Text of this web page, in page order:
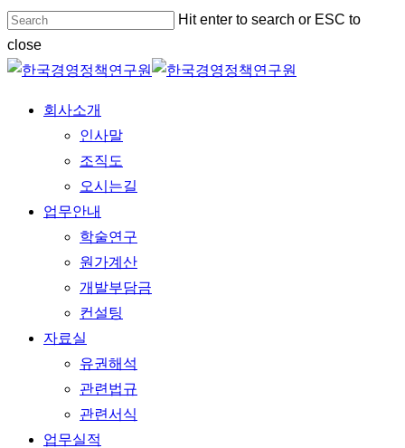
Skip
to
main
Hit enter to search or ESC to
close
Close
Menu
회사소개
인사말
조직도
오시는길
업무안내
학술연구
원가계산
개발부담금
컨설팅
자료실
유권해석
관련법규
관련서식
업무실적